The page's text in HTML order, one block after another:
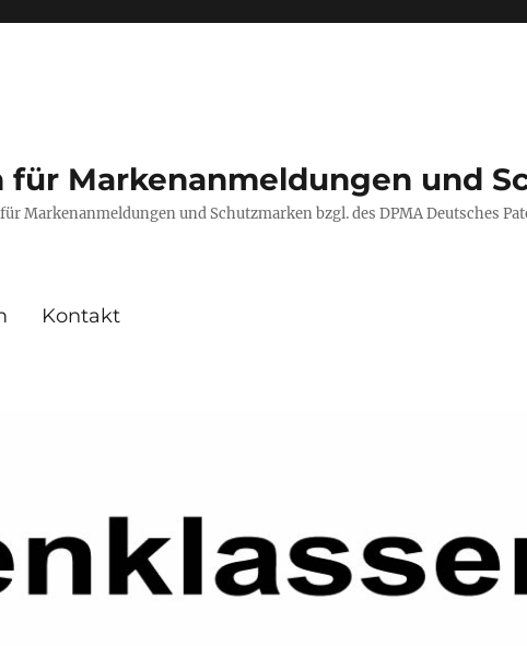
Markenanmeldungen und
Markenanmeldungen und Schutzmarken bzgl. des DPMA Deutsches
Kontakt